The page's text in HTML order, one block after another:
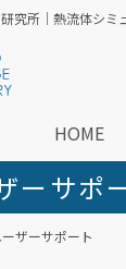
究所｜熱流体シミ
HOME
ーサポ
ザーサポート